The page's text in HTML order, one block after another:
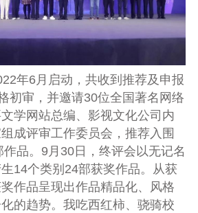
年6月启动，共收到推荐及申报
初审，并邀请30位全国著名网络
学网站总编、影视文化公司内
成评审工作委员会，推荐入围
品。9月30日，终评会以无记名
14个类别24部获奖作品。从获
作品呈现出作品精品化、风格
的趋势。我吃西红柿、骁骑校